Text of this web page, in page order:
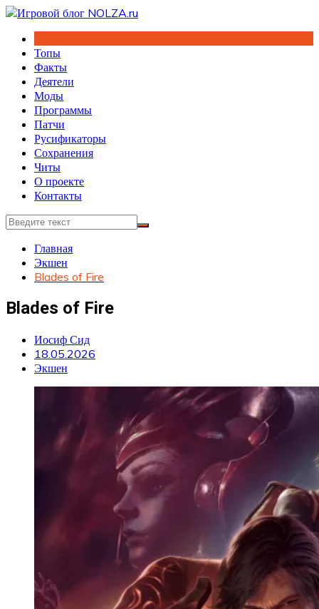
Перейти
содержимому
Топы
Факты
Деятели
Моды
Программы
Патчи
Русификаторы
Сохранения
Читы
О проекте
Контакты
Главная
Экшен
Blades of Fire
Blades of Fire
Иосиф Сид
18.05.2026
Экшен